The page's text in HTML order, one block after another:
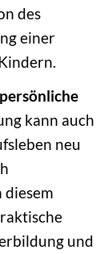
des
einer
kann auch
neu
und